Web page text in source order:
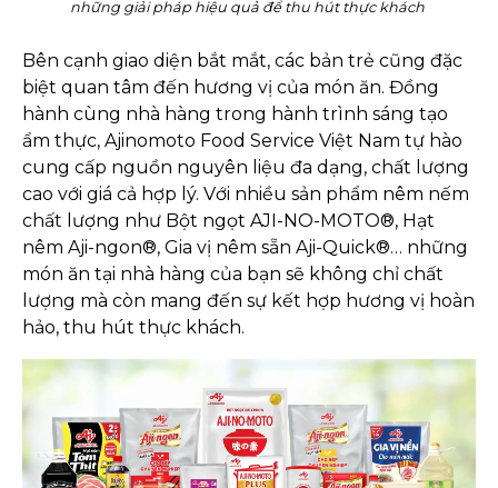
những giải pháp hiệu quả để thu hút thực khách
Bên cạnh giao diện bắt mắt, các bản trẻ cũng đặc
biệt quan tâm đến hương vị của món ăn. Đồng
hành cùng nhà hàng trong hành trình sáng tạo
ẩm thực, Ajinomoto Food Service Việt Nam tự hào
cung cấp nguồn nguyên liệu đa dạng, chất lượng
cao với giá cả hợp lý. Với nhiều sản phẩm nêm nếm
chất lượng như Bột ngọt AJI-NO-MOTO®, Hạt
nêm Aji-ngon®, Gia vị nêm sẵn Aji-Quick®… những
món ăn tại nhà hàng của bạn sẽ không chỉ chất
lượng mà còn mang đến sự kết hợp hương vị hoàn
hảo, thu hút thực khách.